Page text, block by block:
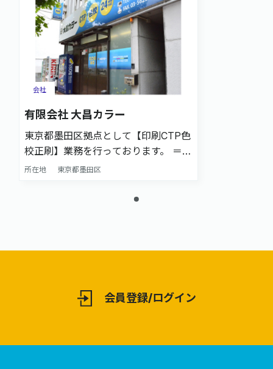
有限会社 大昌カラー
東京都墨田区拠点として【印刷CTP色
校正刷】業務を行っております。 ＝＝
☆24時間対応可能！（日祝除く）
ッティングプロッター保有。校正サン
を柔軟に組み合わせながら邁進してお
所在地 東京都墨田区
会社
会員登録/ログイン